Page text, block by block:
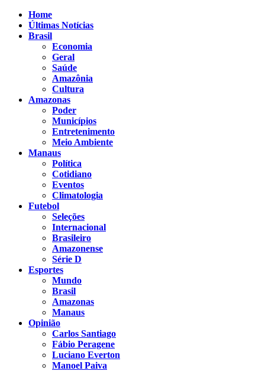
Home
Últimas Notícias
Brasil
Economia
Geral
Saúde
Amazônia
Cultura
Amazonas
Poder
Municípios
Entretenimento
Meio Ambiente
Manaus
Política
Cotidiano
Eventos
Climatologia
Futebol
Seleções
Internacional
Brasileiro
Amazonense
Série D
Esportes
Mundo
Brasil
Amazonas
Manaus
Opinião
Carlos Santiago
Fábio Peragene
Luciano Everton
Manoel Paiva